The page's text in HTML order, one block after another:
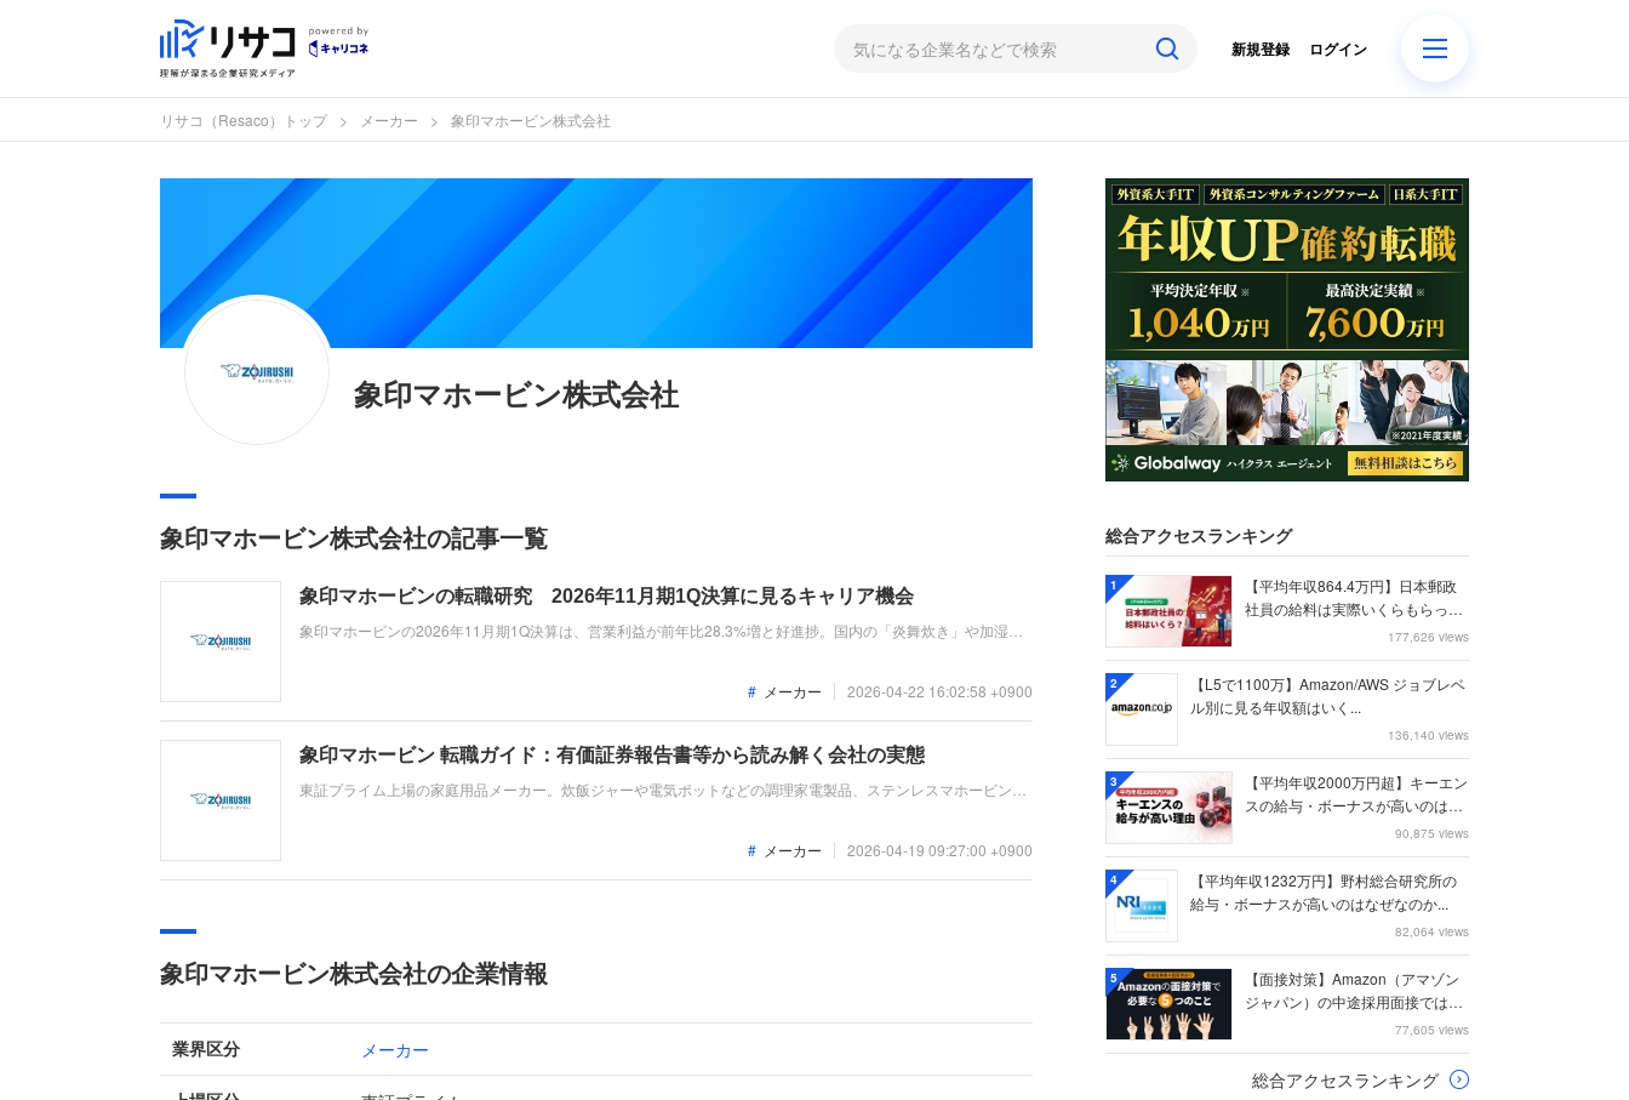
ログイン
新規登録
リサコ（Resaco）トップ メーカー 象印マホービン株式会社
象印マホービン株式会社
象印マホービン株式会社の記事一覧
象印マホービンの転職研究 2026年11月期1Q決算に見るキャリア機会
象印マホービンの2026年11月期1Q決算は、営業利益が前年比28.3%増と好進捗。国内の「炎舞炊き」や加湿器
メーカー 2026-04-22 16:02:58 +0900
象印マホービン 転職ガイド：有価証券報告書等から読み解く会社の実態
東証プライム上場の家庭用品メーカー。炊飯ジャーや電気ポットなどの調理家電製品、ステンレスマホービンな
メーカー 2026-04-19 09:27:00 +0900
象印マホービン株式会社の企業情報
業界区分 メーカー
総合アクセスランキング
1
【平均年収864.4万円】日本郵政
社員の給料は実際いくらもらって
177,626 views
2
【L5で1100万】Amazon/AWS ジョブレベ
ル別に見る年収額はいく...
136,140 views
3
【平均年収2000万円超】キーエン
スの給与・ボーナスが高いのはな
90,875 views
4
【平均年収1232万円】野村総合研究所の
給与・ボーナスが高いのはなぜなのか...
82,064 views
5
【面接対策】Amazon（アマゾン
ジャパン）の中途採用面接では何
77,605 views
総合アクセスランキング